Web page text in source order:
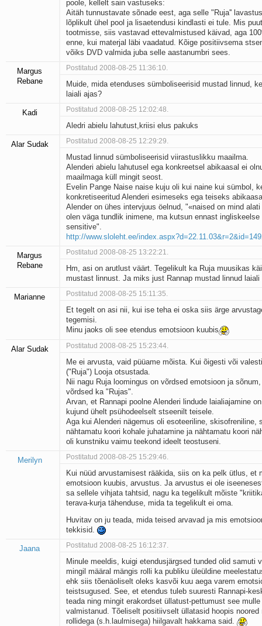
poole, kellelt sain vastuseks:
Aitäh tunnustavate sõnade eest, aga selle "Ruja''
lõplikult ühel pool ja lisaetendusi kindlasti ei tule. Mis
tootmisse, siis vastavad ettevalmistused käivad, aga
enne, kui materjal läbi vaadatud. Kõige positiivsema
võiks DVD valmida juba selle aastanumbri sees.
Margus
Rebane
Postitatud 2008-08-25 11:36:10.
Muide, mida etenduses sümboliseerisid mustad linnud,
laiali ajas?
Kadi Postitatud 2008-08-25 12:02:48.
Aledri abielu lahutust,kriisi elus pakuks
Alar Sudak Postitatud 2008-08-25 12:29:29.
Mustad linnud sümboliseerisid viirastuslikku maailma.
Alenderi abielu lahutusel ega konkreetsel abikaasal ei
maailmaga küll mingit seost.
Evelin Pange Naise naise kuju oli kui naine kui sümbol,
konkretiseeritud Alenderi esimeseks ega teiseks
Alender on ühes intervjuus öelnud, "«naised on mind
olen väga tundlik inimene, ma kutsun ennast ingliskeelse
sensitive".
http://www.sloleht.ee/
Margus
Rebane
Postitatud 2008-08-25 13:22:21.
Hm, asi on arutlust väärt. Tegelikult ka Ruja muusikas
mustast linnust. Ja miks just Rannap mustad linnud laiali
Marianne Postitatud 2008-08-25 15:11:35.
Et tegelt on asi nii, kui ise teha ei oska siis ärge
tegemisi.
Minu jaoks oli see etendus emotsioon kuubis
Alar Sudak Postitatud 2008-08-25 15:23:44.
Me ei arvusta, vaid püüame mõista. Kui õigesti või
("Ruja") Looja otsustada.
Nii nagu Ruja loomingus on võrdsed emotsioon ja
võrdsed ka "Rujas".
Arvan, et Rannapi poolne Alenderi lindude laialiajamine
kujund ühelt psühodeelselt stseenilt teisele.
Aga kui Alenderi nägemus oli esoteeriline, skisofreniline,
nähtamatu koori kohale juhatamine ja nähtamatu koori
oli kunstniku vaimu teekond ideelt teostuseni.
Merilyn Postitatud 2008-08-25 15:29:46.
Kui nüüd arvustamisest rääkida, siis on ka pelk ütlus, et
emotsioon kuubis, arvustus. Ja arvustus ei ole
sa sellele vihjata tahtsid, nagu ka tegelikult mõiste
terava-kurja tähenduse, mida ta tegelikult ei oma.
Huvitav on ju teada, mida teised arvavad ja mis
tekkisid.
Jaana Postitatud 2008-08-25 16:12:37.
Minule meeldis, kuigi etendusjärgsed tunded olid samuti
mingil määral mängis rolli ka publiku üleüldine
ehk siis tõenäoliselt oleks kasvõi kuu aega varem
teistsugused. See, et etendus tuleb suuresti Rannapi-
teada ning mingit erakordset üllatust-pettumust see
valmistanud. Tõeliselt positiivselt üllatasid hoopis noored
rollidega (s.h.laulmisega) hiilgavalt hakkama said.